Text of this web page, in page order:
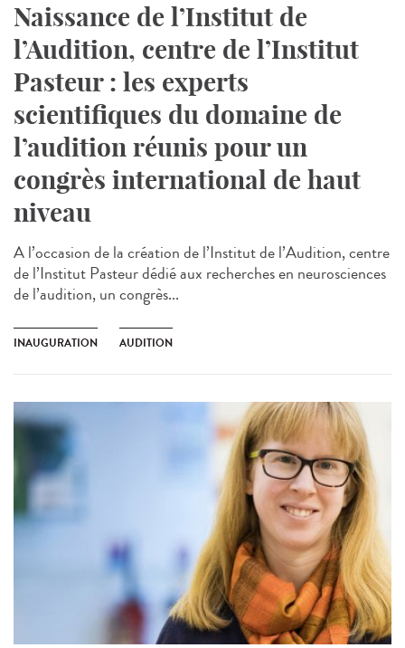
Naissance de l’Institut de
l’Audition, centre de l’Institut
Pasteur : les experts
scientifiques du domaine de
l’audition réunis pour un
congrès international de haut
niveau
A l’occasion de la création de l’Institut de l’Audition, centre
de l’Institut Pasteur dédié aux recherches en neurosciences
de l’audition, un congrès...
INAUGURATION AUDITION